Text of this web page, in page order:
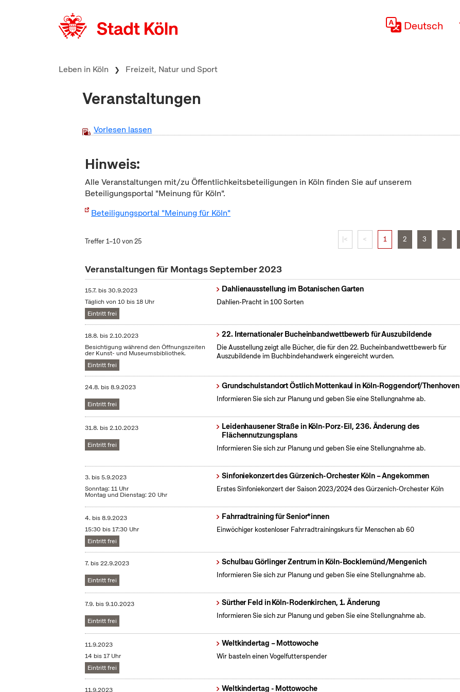
Deutsch
Leben in Köln Freizeit, Natur und Sport
Veranstaltungen
Vorlesen lassen
Hinweis:
Alle Veranstaltungen mit/zu Öffentlichkeitsbeteiligungen in Köln finden Sie auf unserem
Beteiligungsportal "Meinung für Köln".
Beteiligungsportal "Meinung für Köln"
Treffer 1–10 von 25 |< < 1 2 3 >
Veranstaltungen für Montags September 2023
15.7. bis30.9.2023
Täglich von 10 bis 18 Uhr
Eintritt frei
Dahlienausstellung im Botanischen Garten
Dahlien-Pracht in 100 Sorten
18.8. bis2.10.2023
Besichtigung während den Öffnungszeiten
der Kunst- und Museumsbibliothek.
Eintritt frei
22. Internationaler Bucheinbandwettbewerb für Auszubildende
Die Ausstellung zeigt alle Bücher, die für den 22. Bucheinbandwettbewerb für
Auszubildende im Buchbindehandwerk eingereicht wurden.
24.8. bis8.9.2023
Eintritt frei
Grundschulstandort Östlich Mottenkaul in Köln-Roggendorf/Thenhoven
Informieren Sie sich zur Planung und geben Sie eine Stellungnahme ab.
31.8. bis2.10.2023
Eintritt frei
Leidenhausener Straße in Köln-Porz-Eil, 236. Änderung des
Flächennutzungsplans
Informieren Sie sich zur Planung und geben Sie eine Stellungnahme ab.
3. bis5.9.2023
Sonntag: 11 Uhr
Montag und Dienstag: 20 Uhr
Sinfoniekonzert des Gürzenich-Orchester Köln – Angekommen
Erstes Sinfoniekonzert der Saison 2023/2024 des Gürzenich-Orchester Köln
4. bis8.9.2023
15:30 bis 17:30 Uhr
Eintritt frei
Fahrradtraining für Senior*innen
Einwöchiger kostenloser Fahrradtrainingskurs für Menschen ab 60
7. bis22.9.2023
Eintritt frei
Schulbau Görlinger Zentrum in Köln-Bocklemünd/Mengenich
Informieren Sie sich zur Planung und geben Sie eine Stellungnahme ab.
7.9. bis9.10.2023
Eintritt frei
Sürther Feld in Köln-Rodenkirchen, 1. Änderung
Informieren Sie sich zur Planung und geben Sie eine Stellungnahme ab.
11.9.2023
14 bis 17 Uhr
Eintritt frei
Weltkindertag – Mottowoche
Wir basteln einen Vogelfutterspender
11.9.2023 Weltkindertag - Mottowoche